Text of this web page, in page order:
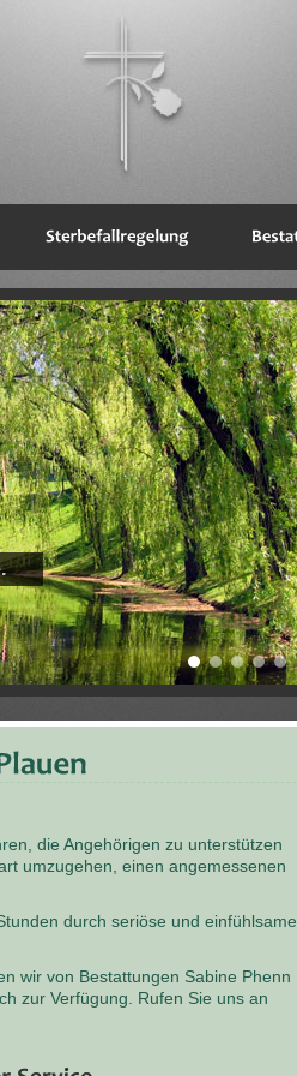
die Angehörigen zu unterstützen
umzugehen, einen angemessenen
durch seriöse und einfühlsame
wir von Bestattungen Sabine Phenn
zur Verfügung. Rufen Sie uns an